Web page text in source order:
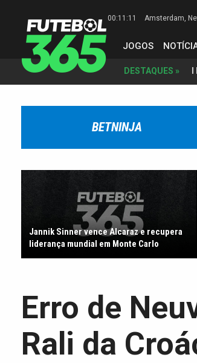
00:11:12 Amsterdam,
JOGOS
DESTAQUES » I
BETNINJA
Jannik Sinner vence Alcaraz e recupera
liderança mundial em Monte Carlo
Erro de
Rali da